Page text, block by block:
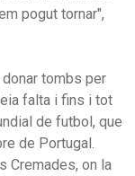
pogut tornar",
tombs per
falta i fins i tot
de futbol, que
de Portugal.
Cremades, on la